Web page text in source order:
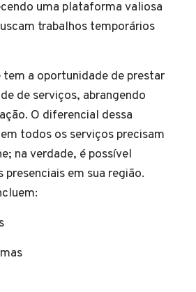
uma plataforma valiosa
trabalhos temporários
tem a oportunidade de prestar
de serviços, abrangendo
O diferencial dessa
todos os serviços precisam
na verdade, é possível
em sua região.